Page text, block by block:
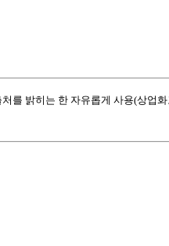
를 밝히는 한 자유롭게 사용(상업